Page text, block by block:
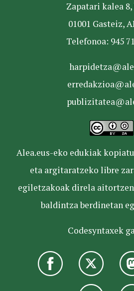
Zapatari kalea 8,
01001 Gasteiz,
Telefonoa: 945
Alea.eus-eko edukiak
eta argitaratzeko libre
egiletzakoak direla
baldintza berdinetan
Codesyntaxek